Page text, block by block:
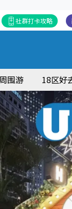
社群打卡攻略
周围游 18区好